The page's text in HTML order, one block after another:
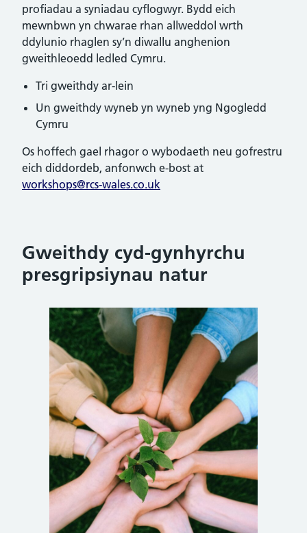
profiadau a syniadau cyflogwyr. Bydd eich
mewnbwn yn chwarae rhan allweddol wrth
ddylunio rhaglen sy’n diwallu anghenion
gweithleoedd ledled Cymru.
Tri gweithdy ar-lein
Un gweithdy wyneb yn wyneb yng Ngogledd
Cymru
Os hoffech gael rhagor o wybodaeth neu gofrestru
eich diddordeb, anfonwch e-bost at
workshops@rcs-wales.co.uk
Gweithdy cyd-gynhyrchu
presgripsiynau natur